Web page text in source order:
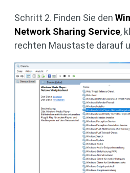
Schritt 2. Finden Sie den
Network Sharing Service,
rechten Maustaste darauf